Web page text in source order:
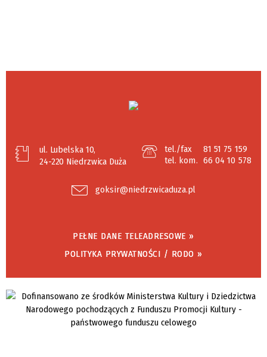
ul. Lubelska 10,
24-220 Niedrzwica Duża
tel./fax
81 51 75 159
tel. kom. 66 04 10 578
goksir@niedrzwicaduza.pl
PEŁNE DANE TELEADRESOWE »
POLITYKA PRYWATNOŚCI / RODO »